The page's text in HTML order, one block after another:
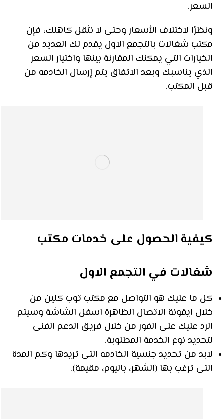
السعر.
ونظرًا لاختلاف الأسعار وحتى لا نثقل كاهلك، فإن
مكتب شغالات بالتجمع الاول يقدم لك العديد من
الخيارات التي يمكنك المقارنة بينها واختيار السعر
الذي يناسبك وبعد الاتفاق يتم إرسال الخادمه من
قبل المكتب.
كيفية الحصول على خدمات مكتب
شغالات في التجمع الاول
كل ما عليك هو التواصل مع مكتب توب كلين من
خلال ايقونة الاتصال الظاهرة اسفل الشاشة وسيتم
الرد عليك على الفور من خلال فريق الدعم الفنى
لتحديد نوع الخدمة المطلوبة.
لابد من تحديد جنسية الخادمه التى تريدها وكم المدة
التى ترغب بها (الشهر، باليوم، مقيمة).